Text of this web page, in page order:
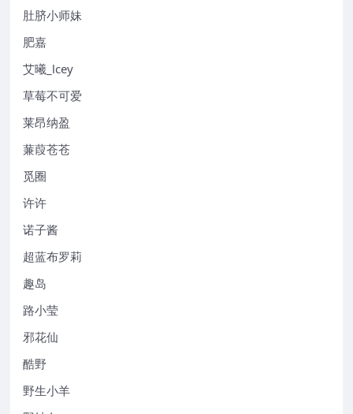
肚脐小师妹
肥嘉
艾曦_lcey
草莓不可爱
莱昂纳盈
蒹葭苍苍
觅圈
许许
诺子酱
超蓝布罗莉
趣岛
路小莹
邪花仙
酷野
野生小羊